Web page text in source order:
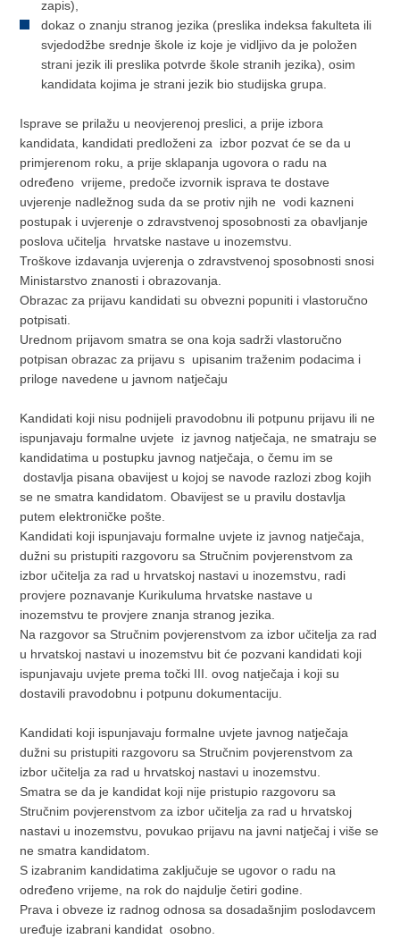
zapis),
dokaz o znanju stranog jezika (preslika indeksa fakulteta ili
svjedodžbe srednje škole iz koje je vidljivo da je položen
strani jezik ili preslika potvrde škole stranih jezika), osim
kandidata kojima je strani jezik bio studijska grupa.
Isprave se prilažu u neovjerenoj preslici, a prije izbora
kandidata, kandidati predloženi za
izbor pozvat će se da u
primjerenom roku, a prije sklapanja ugovora o radu na
određeno vrijeme, predoče izvornik isprava te dostave
uvjerenje nadležnog suda da se protiv njih ne vodi kazneni
postupak i uvjerenje o zdravstvenoj sposobnosti za obavljanje
poslova učitelja
hrvatske nastave u inozemstvu.
Troškove izdavanja uvjerenja o zdravstvenoj sposobnosti snosi
Ministarstvo znanosti i obrazovanja.
Obrazac za prijavu kandidati su obvezni popuniti i vlastoručno
potpisati.
Urednom prijavom smatra se ona koja sadrži vlastoručno
potpisan obrazac za prijavu s upisanim traženim podacima i
priloge navedene u javnom natječaju
Kandidati koji nisu podnijeli pravodobnu ili potpunu prijavu ili ne
ispunjavaju formalne uvjete
iz javnog natječaja, ne smatraju se
kandidatima u postupku javnog natječaja, o čemu im se
dostavlja pisana obavijest u kojoj se navode razlozi zbog kojih
se ne smatra kandidatom. Obavijest se u pravilu dostavlja
putem elektroničke pošte.
Kandidati koji ispunjavaju formalne uvjete iz javnog natječaja,
dužni su pristupiti razgovoru sa Stručnim povjerenstvom za
izbor učitelja za rad u hrvatskoj nastavi u inozemstvu, radi
provjere poznavanje Kurikuluma hrvatske nastave u
inozemstvu te provjere znanja stranog jezika.
Na razgovor sa Stručnim povjerenstvom za izbor učitelja za rad
u hrvatskoj nastavi u inozemstvu bit će pozvani kandidati koji
ispunjavaju uvjete prema točki III. ovog natječaja i koji su
dostavili pravodobnu i potpunu dokumentaciju.
Kandidati koji ispunjavaju formalne uvjete javnog natječaja
dužni su pristupiti razgovoru sa Stručnim povjerenstvom za
izbor učitelja za rad u hrvatskoj nastavi u inozemstvu.
Smatra se da je kandidat koji nije pristupio razgovoru sa
Stručnim povjerenstvom za izbor učitelja za rad u hrvatskoj
nastavi u inozemstvu, povukao prijavu na javni natječaj i više se
ne smatra kandidatom.
S izabranim kandidatima zaključuje se ugovor o radu na
određeno vrijeme, na rok do najdulje četiri godine.
Prava i obveze iz radnog odnosa sa dosadašnjim poslodavcem
uređuje izabrani kandidat osobno.